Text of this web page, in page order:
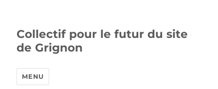
Collectif pour le futur du site
de Grignon
MENU